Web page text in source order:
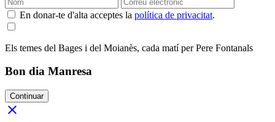
En donar-te d'alta acceptes la política de privacitat.
Els temes del Bages i del Moianès, cada matí per Pere Fontanals
Bon dia Manresa
Continuar
close